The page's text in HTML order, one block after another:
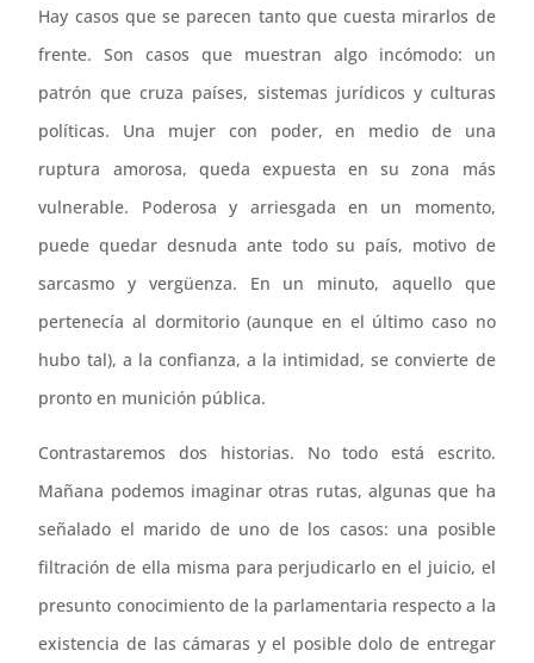
Hay casos que se parecen tanto que cuesta mirarlos de
frente. Son casos que muestran algo incómodo: un
patrón que cruza países, sistemas jurídicos y culturas
políticas. Una mujer con poder, en medio de una
ruptura amorosa, queda expuesta en su zona más
vulnerable. Poderosa y arriesgada en un momento,
puede quedar desnuda ante todo su país, motivo de
sarcasmo y vergüenza. En un minuto, aquello que
pertenecía al dormitorio (aunque en el último caso no
hubo tal), a la confianza, a la intimidad, se convierte de
pronto en munición pública.
Contrastaremos dos historias. No todo está escrito.
Mañana podemos imaginar otras rutas, algunas que ha
señalado el marido de uno de los casos: una posible
filtración de ella misma para perjudicarlo en el juicio, el
presunto conocimiento de la parlamentaria respecto a la
existencia de las cámaras y el posible dolo de entregar